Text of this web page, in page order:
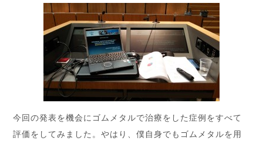
今回の発表を機会にゴムメタルで治療をした症例をすべて
評価をしてみました。やはり、僕自身でもゴムメタルを用